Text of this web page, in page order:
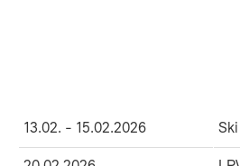
13.02. - 15.02.2026 Ski